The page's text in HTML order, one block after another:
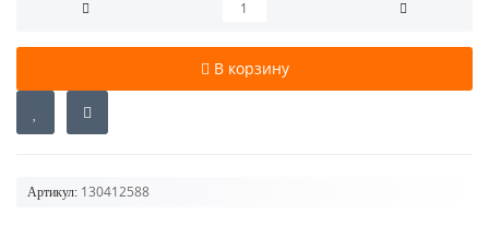
В корзину
Артикул: 130412588